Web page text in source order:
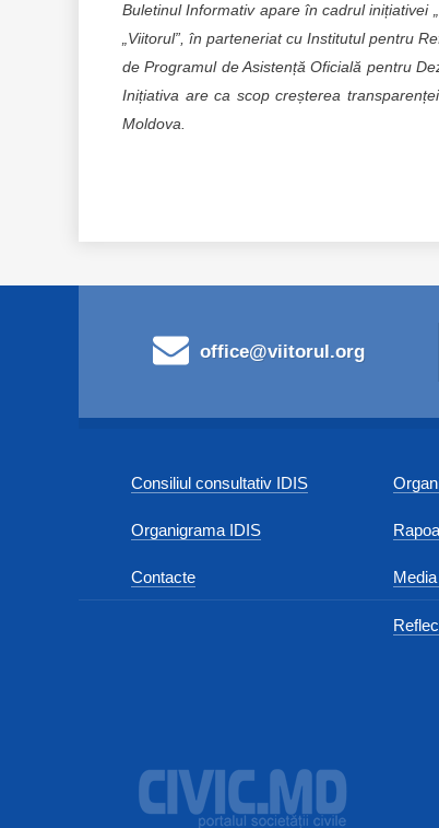
Buletinul Informativ apare în cadrul inițiativei
„Viitorul”, în parteneriat cu Institutul pentru
de Programul de Asistență Oficială pentru
Inițiativa are ca scop creșterea
Moldova.
office@viitorul.org
Consiliul consultativ IDIS
Organigrama IDIS
Contacte